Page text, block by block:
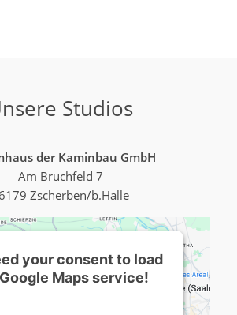
Studios
der Kaminbau GmbH
Am Bruchfeld 7
Zscherben/b.Halle
your consent to load
Maps service!